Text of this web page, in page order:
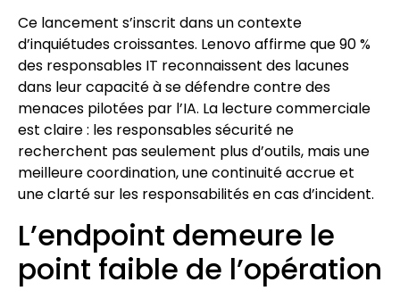
Ce lancement s’inscrit dans un contexte
d’inquiétudes croissantes. Lenovo affirme que 90 %
des responsables IT reconnaissent des lacunes
dans leur capacité à se défendre contre des
menaces pilotées par l’IA. La lecture commerciale
est claire : les responsables sécurité ne
recherchent pas seulement plus d’outils, mais une
meilleure coordination, une continuité accrue et
une clarté sur les responsabilités en cas d’incident.
L’endpoint demeure le
point faible de l’opération